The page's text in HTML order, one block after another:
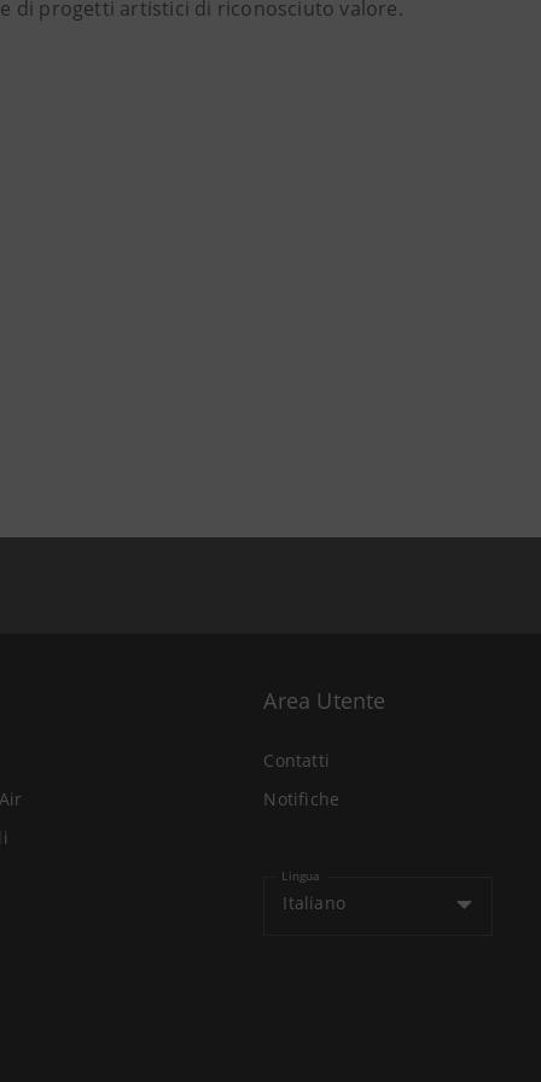
di progetti artistici di riconosciuto valore.
Area Utente
Contatti
Notifiche
Lingua
Italiano